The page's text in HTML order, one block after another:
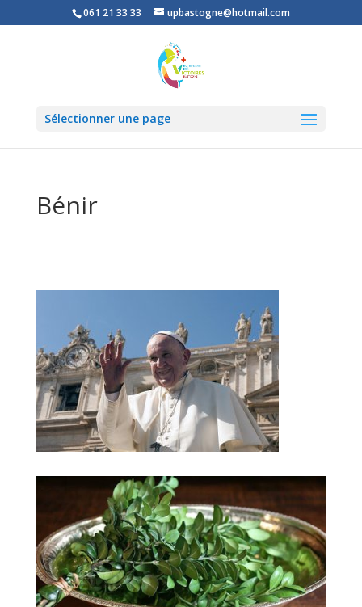
061 21 33 33 upbastogne@hotmail.com
Sélectionner une page
Bénir